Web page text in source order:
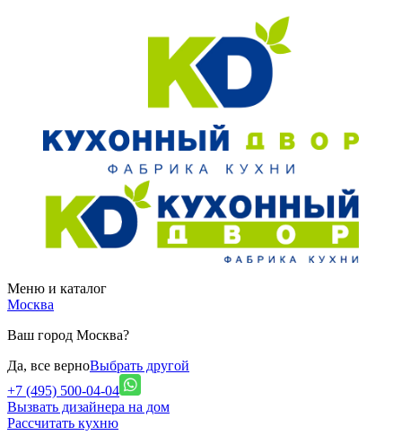
Меню и каталог
Москва
Ваш город Москва?
Да, все верноВыбрать другой
+7 (495) 500-04-04
Вызвать дизайнера на дом
Рассчитать кухню